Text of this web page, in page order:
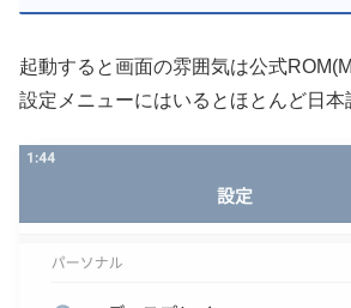
起動すると画面の雰囲気は公式
設定メニューにはいるとほとんど日本